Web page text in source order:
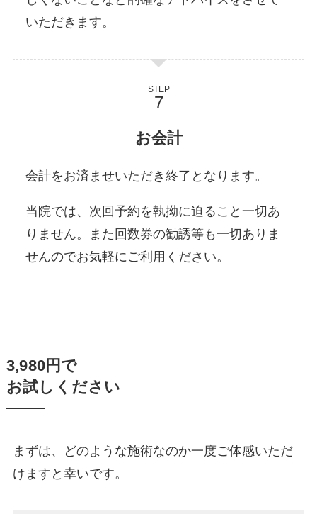
いただきます。
STEP
お会計
会計をお済ませいただき終了となります。
当院では、次回予約を執拗に迫ること一切あ
りません。また回数券の勧誘等も一切ありま
せんのでお気軽にご利用ください。
3,980円で
お試しください
まずは、どのような施術なのか一度ご体感いただ
けますと幸いです。